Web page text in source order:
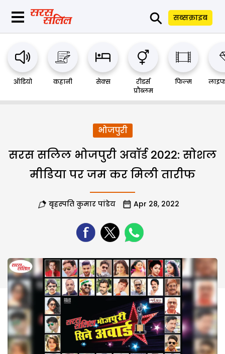
⚲ सब्सक्राइब
ऑडियो कहानी सेक्स
रीडर्स
प्रौब्लम
फिल्म
भोजपुरी
सरस सलिल भोजपुरी अवॉर्ड 2022: सोशल
मीडिया पर जम कर मिली तारीफ
बृहस्पति कुमार पांडेय Apr 28, 2022